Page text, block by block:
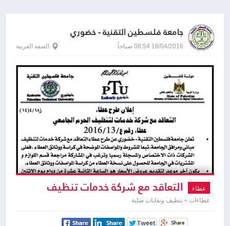
جامعة فلسطين التقنية - خضوري
18/04/2016 08:54 صباحاً الضفة الغربية
عطاء التعاقد مع شركة خدمات تنظيف
عطاءات » تنظيف ونفايات صلبة